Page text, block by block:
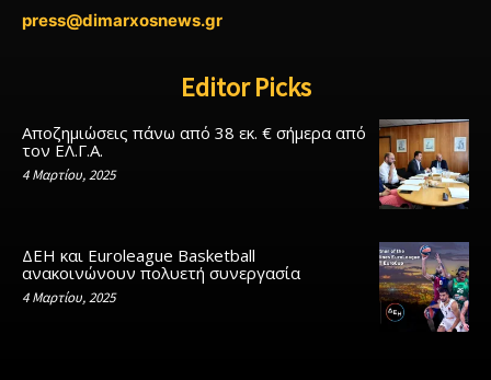
press@dimarxosnews.gr
Editor Picks
Αποζημιώσεις πάνω από 38 εκ. € σήμερα από
τον ΕΛ.Γ.Α.
4 Μαρτίου, 2025
ΔΕΗ και Euroleague Basketball
ανακοινώνουν πολυετή συνεργασία
4 Μαρτίου, 2025